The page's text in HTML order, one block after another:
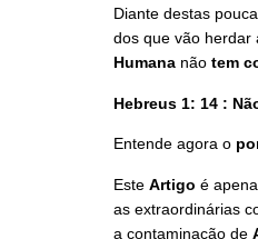
Diante destas
dos que vão herdar
Humana não tem
Hebreus 1: 14 :
Entende agora o
Este Artigo é
as extraordinárias
a contaminação de